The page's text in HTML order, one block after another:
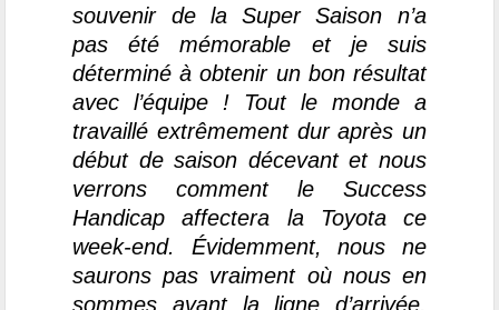
souvenir de la Super Saison n’a
pas été mémorable et je suis
déterminé à obtenir un bon résultat
avec l’équipe ! Tout le monde a
travaillé extrêmement dur après un
début de saison décevant et nous
verrons comment le Success
Handicap affectera la Toyota ce
week-end. Évidemment, nous ne
saurons pas vraiment où nous en
sommes avant la ligne d’arrivée,